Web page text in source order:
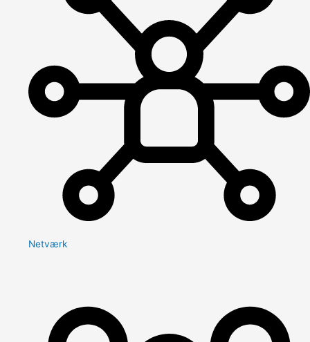
Netværk